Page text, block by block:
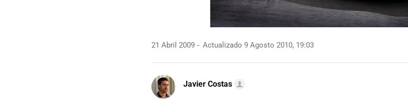
21 Abril 2009 Actualizado 9 Agosto 2010, 19:03
Javier Costas